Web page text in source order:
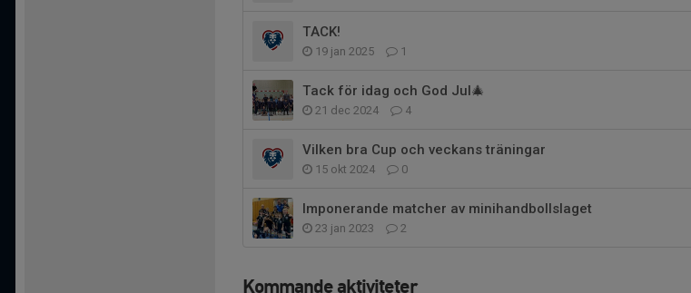
TACK!
19 jan 2025 1
Tack för idag och God Jul🎄
21 dec 2024 4
Vilken bra Cup och veckans träningar
15 okt 2024 0
Imponerande matcher av minihandbollslaget
23 jan 2023 2
Kommande aktiviteter